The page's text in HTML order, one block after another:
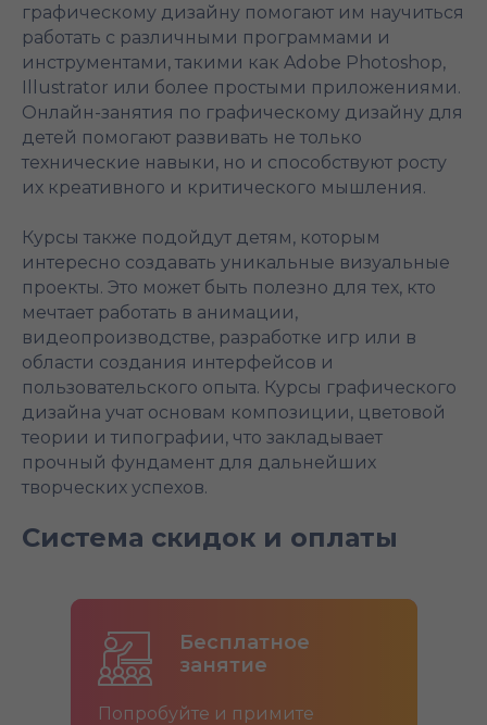
графическому дизайну помогают им научиться
работать с различными программами и
инструментами, такими как Adobe Photoshop,
Illustrator или более простыми приложениями.
Онлайн-занятия по графическому дизайну для
детей помогают развивать не только
технические навыки, но и способствуют росту
их креативного и критического мышления.
Курсы также подойдут детям, которым
интересно создавать уникальные визуальные
проекты. Это может быть полезно для тех, кто
мечтает работать в анимации,
видеопроизводстве, разработке игр или в
области создания интерфейсов и
пользовательского опыта. Курсы графического
дизайна учат основам композиции, цветовой
теории и типографии, что закладывает
прочный фундамент для дальнейших
творческих успехов.
Система скидок и оплаты
Попробуйте и примите
Бесплатное
занятие